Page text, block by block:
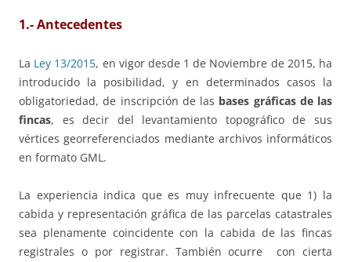
1.- Antecedentes
La Ley 13/2015, en vigor desde 1 de Noviembre de 2015, ha
introducido la posibilidad, y en determinados casos la
obligatoriedad, de inscripción de las bases gráficas de las
fincas, es decir del levantamiento topográfico de sus
vértices georreferenciados mediante archivos informáticos
en formato GML.
La experiencia indica que es muy infrecuente que 1) la
cabida y representación gráfica de las parcelas catastrales
sea plenamente coincidente con la cabida de las fincas
registrales o por registrar. También ocurre con cierta